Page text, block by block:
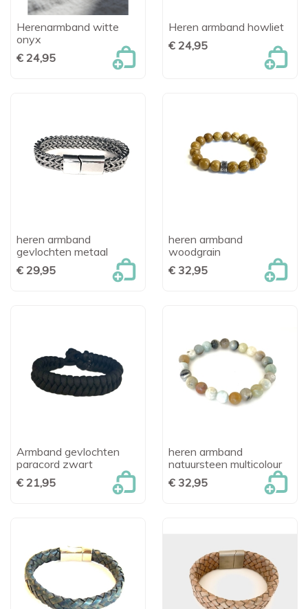
Herenarmband witte
onyx
€ 24,95
Heren armband howliet
€ 24,95
heren armband
gevlochten metaal
€ 29,95
heren armband
woodgrain
€ 32,95
Armband gevlochten
paracord zwart
€ 21,95
heren armband
natuursteen multicolour
€ 32,95